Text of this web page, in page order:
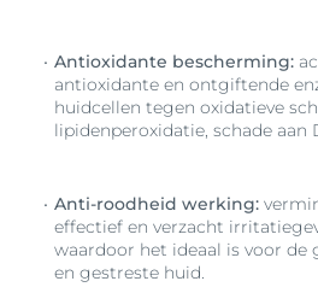
Antioxidante bescherming:
antioxidante en ontgiftende
huidcellen tegen oxidatieve
lipidenperoxidatie, schade aan
Anti-roodheid werking:
effectief en verzacht
waardoor het ideaal is voor de
en gestreste huid.